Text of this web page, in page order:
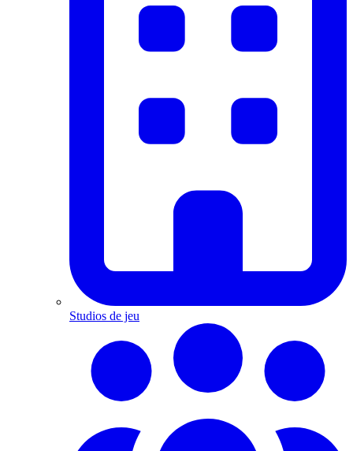
Studios de jeu